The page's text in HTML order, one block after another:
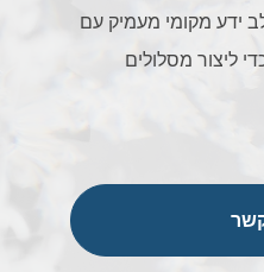
ידע מקומי מעמיק עם
ליצור מסלולים